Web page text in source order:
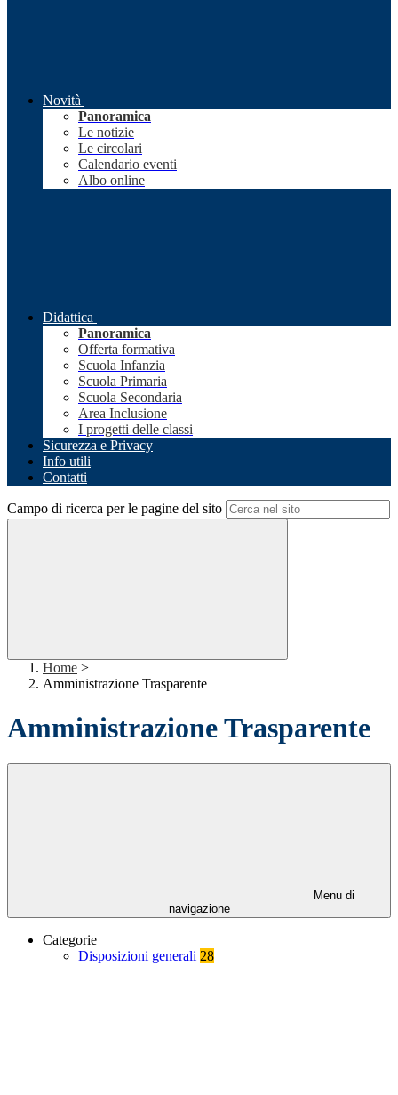
Novità
Panoramica
Le notizie
Le circolari
Calendario eventi
Albo online
Didattica
Panoramica
Offerta formativa
Scuola Infanzia
Scuola Primaria
Scuola Secondaria
Area Inclusione
I progetti delle classi
Sicurezza e Privacy
Info utili
Contatti
Campo di ricerca per le pagine del sito
Home >
Amministrazione Trasparente
Amministrazione Trasparente
Menu di
navigazione
Categorie
Disposizioni generali 28